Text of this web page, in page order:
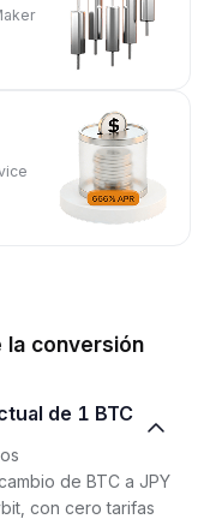
conversión
de BTC a JPY
con cero tarifas